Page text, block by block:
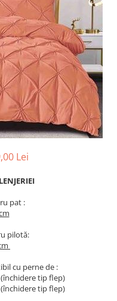
Lei
pat :
pilotă:
cu perne de :
(închidere tip flep)
(închidere tip flep)